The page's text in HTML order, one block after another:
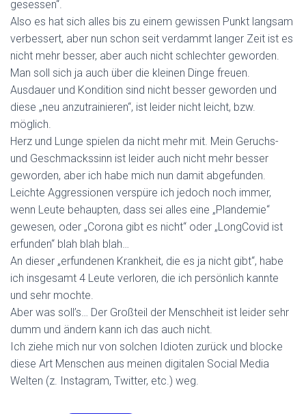
gesessen“.
Also es hat sich alles bis zu einem gewissen Punkt langsam
verbessert, aber nun schon seit verdammt langer Zeit ist es
nicht mehr besser, aber auch nicht schlechter geworden.
Man soll sich ja auch über die kleinen Dinge freuen.
Ausdauer und Kondition sind nicht besser geworden und
diese „neu anzutrainieren“, ist leider nicht leicht, bzw.
möglich.
Herz und Lunge spielen da nicht mehr mit. Mein Geruchs-
und Geschmackssinn ist leider auch nicht mehr besser
geworden, aber ich habe mich nun damit abgefunden.
Leichte Aggressionen verspüre ich jedoch noch immer,
wenn Leute behaupten, dass sei alles eine „Plandemie“
gewesen, oder „Corona gibt es nicht“ oder „LongCovid ist
erfunden“ blah blah blah…
An dieser „erfundenen Krankheit, die es ja nicht gibt“, habe
ich insgesamt 4 Leute verloren, die ich persönlich kannte
und sehr mochte.
Aber was soll’s… Der Großteil der Menschheit ist leider sehr
dumm und ändern kann ich das auch nicht.
Ich ziehe mich nur von solchen Idioten zurück und blocke
diese Art Menschen aus meinen digitalen Social Media
Welten (z. Instagram, Twitter, etc.) weg.